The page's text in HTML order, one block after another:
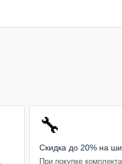
🔧
Скидка до 20% на
При покупке